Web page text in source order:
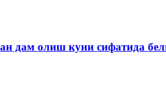
дам олиш куни сифатида